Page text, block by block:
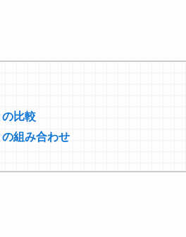
比較
組み合わせ